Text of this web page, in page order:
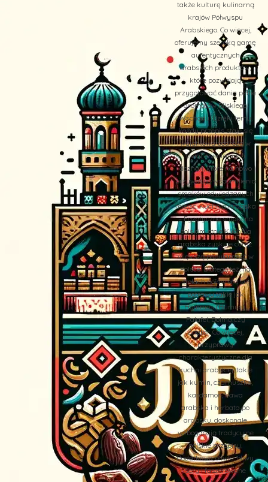
także kulturę kulinarną
krajów Półwyspu
Arabskiego. Co więcej,
oferujemy szeroką gamę
autentycznych
arabskich produktów,
które pozwalają
przygotować dania pełne
aromatów Bliskiego
Wschodu. Dzięki temu,
każdy przepis staje się
wyjątkową podróżą w
świat orientalnych
doznań, które na nowo
przywołują wspomnienia
smaków odwiedzanych
miejsc. Kuchnia Arabska
– Egzotyczne smaki na
polskim stole Kuchnia
arabska zyskuje coraz
większą popularność w
Polsce. Dlatego też, na
stołach pojawiają się
potrawy takie jak
Hommos (Humus),
Falafel, Dolma czy
Zaatar. Co więcej,
przyprawy
charakterystyczne dla
kuchni arabskiej, takie
jak kumin, czarnuszka,
kardamon, kawa
arabska i herbata po
arabsku, doskonale
wzbogacają tradycyjne
polskie przepisy.
Dodatkowo, oliwki, oliwy,
sery i faszerowane